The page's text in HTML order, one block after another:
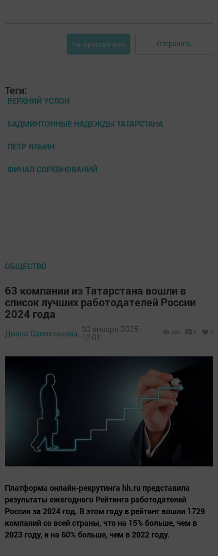
Авторизоваться Отправить
Теги:
ВЕРХНИЙ УСЛОН
БАДМИНТОННЫЕ НАДЕЖДЫ ТАТАРСТАНА
ПЕТР ИЛЬИН
ФИНАЛ СОРЕВНОВАНИЙ
ОБЩЕСТВО
63 компании из Татарстана вошли в
список лучших работодателей России
2024 года
Диана Салихзанова, 30 января 2025 -
12:01
695 0 0
Платформа онлайн-рекрутинга hh.ru представила
результаты ежегодного Рейтинга работодателей
России за 2024 год. В этом году в рейтинг вошли 1729
компаний со всей страны, что на 15% больше, чем в
2023 году, и на 60% больше, чем в 2022 году.